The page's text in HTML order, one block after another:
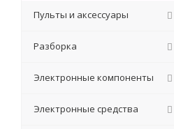
Пульты и аксессуары
Разборка
Электронные компоненты
Электронные средства